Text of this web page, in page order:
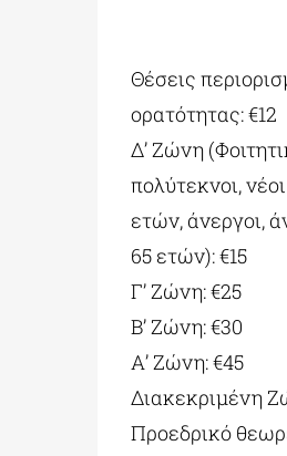
Θέσεις
ορατότητας:€12
Δ’ Ζώνη
πολύτεκνοι,
ετών, άνεργοι,
65 ετών):€15
Γ’ Ζώνη:€25
Β’ Ζώνη:€30
Α’ Ζώνη:€45
Διακεκριμένη
Προεδρικό